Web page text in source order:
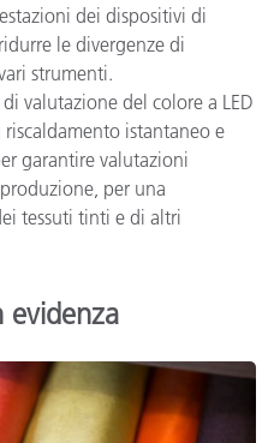
dei dispositivi di
le divergenze di
strumenti.
valutazione del colore a LED
istantaneo e
garantire valutazioni
per una
tessuti tinti e di altri
evidenza